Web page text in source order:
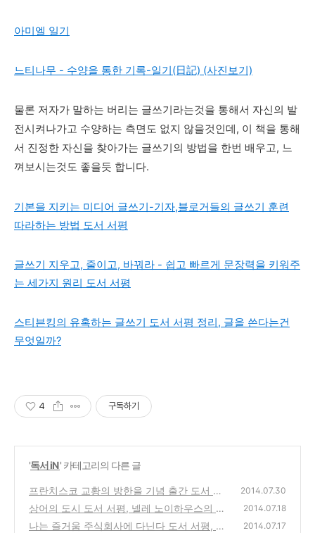
아미엘 일기
느티나무 - 수양을 통한 기록-일기(日記) (사진보기)
물론 저자가 말하는 버리는 글쓰기라는것을 통해서 자신의 발
전시켜나가고 수양하는 측면도 없지 않을것인데, 이 책을 통해
서 진정한 자신을 찾아가는 글쓰기의 방법을 한번 배우고, 느
껴보시는것도 좋을듯 합니다.
기본을 지키는 미디어 글쓰기-기자,블로거들의 글쓰기 훈련
따라하는 방법 도서 서평
글쓰기 지우고, 줄이고, 바꿔라 - 쉽고 빠르게 문장력을 키워주
는 세가지 원리 도서 서평
스티븐킹의 유혹하는 글쓰기 도서 서평 정리, 글을 쓴다는건
무엇일까?
4 구독하기
'독서 iN' 카테고리의 다른 글
프란치스코 교황의 방한을 기념 출간 도서 안
녕하세요 교황입니다 책 서평
(0)
2014.07.30
상어의 도시 도서 서평, 넬레 노이하우스의 대
도시 상류층을 배경으로 한 스릴러 장편소설
2014.07.18
나는 즐거움 주식회사에 다닌다 도서 서평, 멘
2014.07.17